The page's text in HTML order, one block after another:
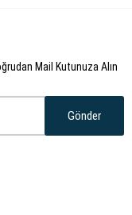
Mail Kutunuza Alın
Gönder